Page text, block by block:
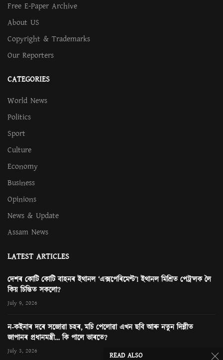
Free E-Paper Archive
About US
Copyright & Trademarks
Our Reporters
CATEGORIES
World News
Politics
Sport
Culture
Economy
Business
Opinions
News & Update
Assam News
LATEST ARTICLES
দেশৰ কোটি কোটি বাহনৰ ইথানল ‘এক্সপেৰিমেণ্ট’! ইথানল মিশ্ৰিত পেট্ৰ’লক লৈ
কিয় চিন্তিত সকলো?
July 9, 2026
ন-কইনাৰ দৰে সজোৱা চহৰ, মচি পেলোৱা এখন ছবি আৰু নতুন দিল্লীত
জাপানৰ প্ৰধানমন্ত্ৰী… কি পালে ভাৰতে?
July 3, 2026 READ ALSO